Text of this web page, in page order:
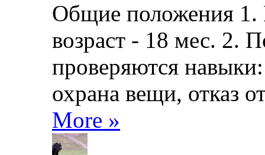
Общие положения
возраст - 18 мес. 2.
проверяются
охрана вещи, отказ
More »